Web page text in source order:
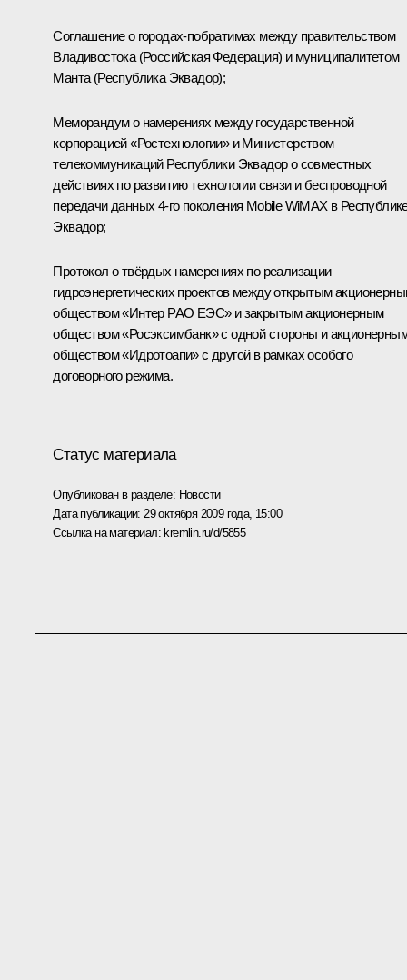
Соглашение о городах-побратимах между правительством
Владивостока (Российская Федерация) и муниципалитетом
Манта (Республика Эквадор);
Меморандум о намерениях между государственной
корпорацией «Ростехнологии» и Министерством
телекоммуникаций Республики Эквадор о совместных
действиях по развитию технологии связи и беспроводной
передачи данных 4-го поколения Mobile WiMAX в
Эквадор;
Протокол о твёрдых намерениях по реализации
гидроэнергетических проектов между открытым
обществом «Интер РАО ЕЭС» и закрытым акционерным
обществом «Росэксимбанк» с одной стороны и
обществом «Идротоапи» с другой в рамках особого
договорного режима.
Статус материала
Опубликован в разделе: Новости
Дата публикации: 29 октября 2009 года, 15:00
Ссылка на материал: kremlin.ru/d/5855